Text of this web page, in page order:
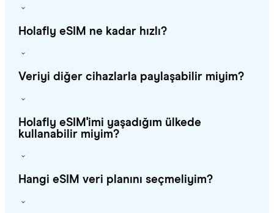
Holafly eSIM ne kadar hızlı?
Veriyi diğer cihazlarla paylaşabilir miyim?
Holafly eSIM'imi yaşadığım ülkede
kullanabilir miyim?
Hangi eSIM veri planını seçmeliyim?